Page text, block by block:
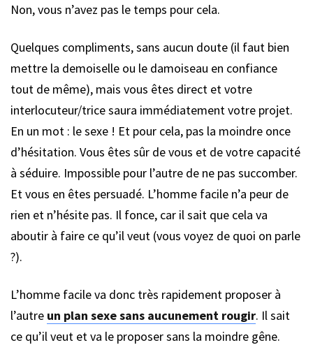
Non, vous n’avez pas le temps pour cela.
Quelques compliments, sans aucun doute (il faut bien
mettre la demoiselle ou le damoiseau en confiance
tout de même), mais vous êtes direct et votre
interlocuteur/trice saura immédiatement votre projet.
En un mot : le sexe ! Et pour cela, pas la moindre once
d’hésitation. Vous êtes sûr de vous et de votre capacité
à séduire. Impossible pour l’autre de ne pas succomber.
Et vous en êtes persuadé. L’homme facile n’a peur de
rien et n’hésite pas. Il fonce, car il sait que cela va
aboutir à faire ce qu’il veut (vous voyez de quoi on parle
?).
L’homme facile va donc très rapidement proposer à
l’autre un plan sexe sans aucunement rougir. Il sait
ce qu’il veut et va le proposer sans la moindre gêne.